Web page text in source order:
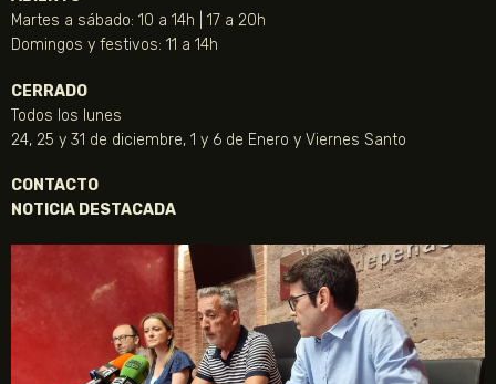
Martes a sábado: 10 a 14h | 17 a 20h
Domingos y festivos: 11 a 14h
CERRADO
Todos los lunes
24, 25 y 31 de diciembre, 1 y 6 de Enero y Viernes Santo
CONTACTO
NOTICIA DESTACADA